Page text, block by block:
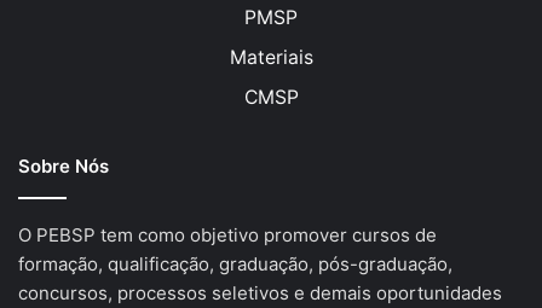
PMSP
Materiais
CMSP
Sobre Nós
O PEBSP tem como objetivo promover cursos de
formação, qualificação, graduação, pós-graduação,
concursos, processos seletivos e demais oportunidades